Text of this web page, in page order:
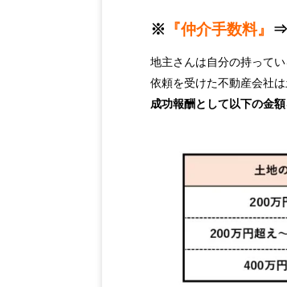
※ 『仲介手数料』 ⇒
地主さんは自分の持ってい
依頼を受けた不動産会社
成功報酬として以下の金額